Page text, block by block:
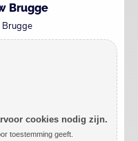
Brugge
cookies nodig zijn.
toestemming geeft.